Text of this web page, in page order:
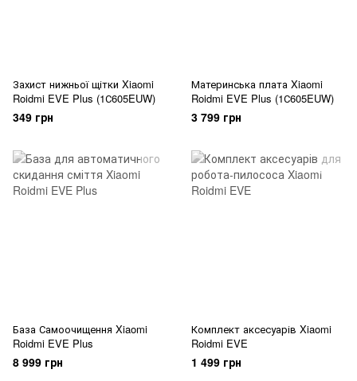
Захист нижньої щітки Xiaomi
Roidmi EVE Plus (1С605EUW)
349 грн
Материнська плата Xiaomi
Roidmi EVE Plus (1С605EUW)
3 799 грн
База Самоочищення Xiaomi
Roidmi EVE Plus
8 999 грн
Комплект аксесуарів Xiaomi
Roidmi EVE
1 499 грн